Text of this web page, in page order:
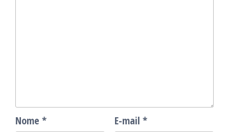
Nome * E-mail *